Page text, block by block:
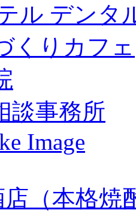
ル デンタ
くりカフェ
談事務所
Image
（本格焼